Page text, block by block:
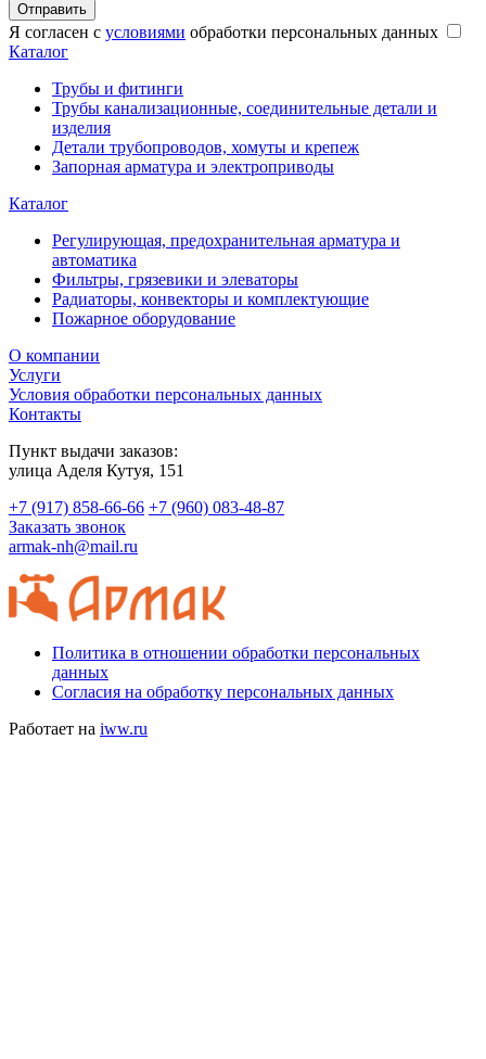
Отправить
Я согласен с условиями обработки персональных данных
Каталог
Трубы и фитинги
Трубы канализационные, соединительные детали и
изделия
Детали трубопроводов, хомуты и крепеж
Запорная арматура и электроприводы
Каталог
Регулирующая, предохранительная арматура и
автоматика
Фильтры, грязевики и элеваторы
Радиаторы, конвекторы и комплектующие
Пожарное оборудование
О компании
Услуги
Условия обработки персональных данных
Контакты
Пункт выдачи заказов:
​улица Аделя Кутуя, 151
+7 (917) 858-66-66 +7 (960) 083-48-87
Заказать звонок
armak-nh@mail.ru
Политика в отношении обработки персональных
данных
Согласия на обработку персональных данных
Работает на iww.ru